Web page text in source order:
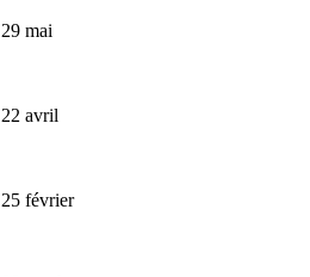
29 mai
22 avril
25 février